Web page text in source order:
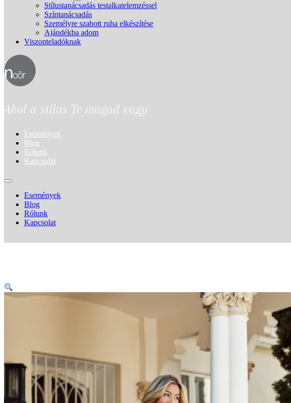
Stílustanácsadás testalkatelemzéssel
Színtanácsadás
Személyre szabott ruha elkészítése
Ajándékba adom
Viszonteladóknak
Ahol a stílus Te magad vagy
Események
Blog
Rólunk
Kapcsolat
Események
Blog
Rólunk
Kapcsolat